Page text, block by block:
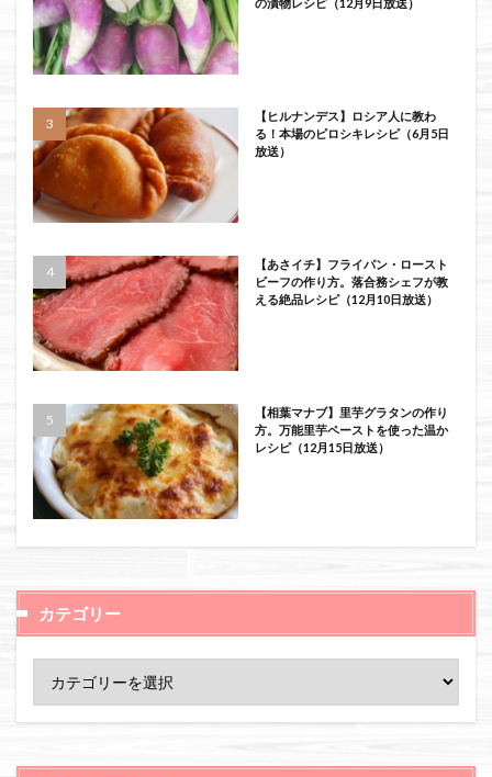
の漬物レシピ（12月9日放送）
【ヒルナンデス】ロシア人に教わ
る！本場のピロシキレシピ（6月5日
放送）
【あさイチ】フライパン・ロースト
ビーフの作り方。落合務シェフが教
える絶品レシピ（12月10日放送）
【相葉マナブ】里芋グラタンの作り
方。万能里芋ペーストを使った温か
レシピ（12月15日放送）
カテゴリー